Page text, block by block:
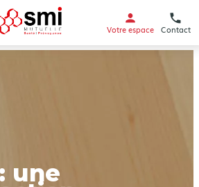
Contact
Votre espace
une